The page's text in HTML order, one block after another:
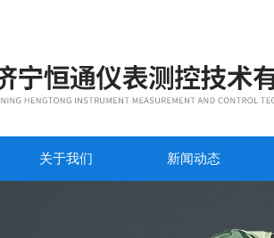
关于我们 新闻动态